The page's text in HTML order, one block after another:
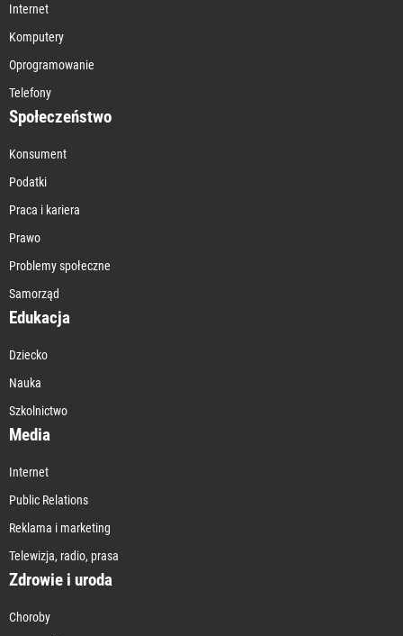
Internet
Komputery
Oprogramowanie
Telefony
Społeczeństwo
Konsument
Podatki
Praca i kariera
Prawo
Problemy społeczne
Samorząd
Edukacja
Dziecko
Nauka
Szkolnictwo
Media
Internet
Public Relations
Reklama i marketing
Telewizja, radio, prasa
Zdrowie i uroda
Choroby